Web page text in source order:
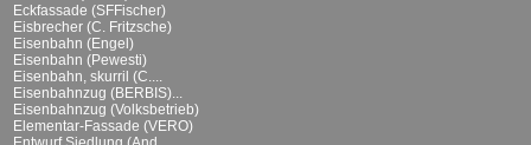
Eckfassade (SFFischer)
Eisbrecher (C. Fritzsche)
Eisenbahn (Engel)
Eisenbahn (Pewesti)
Eisenbahn, skurril (C....
Eisenbahnzug (BERBIS)...
Eisenbahnzug (Volksbetrieb)
Elementar-Fassade (VERO)